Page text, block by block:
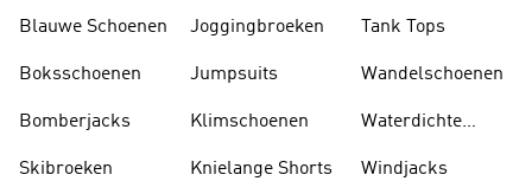
Blauwe Schoenen
Boksschoenen
Bomberjacks
Skibroeken
Joggingbroeken
Jumpsuits
Klimschoenen
Knielange Shorts
Tank Tops
Wandelschoenen
Waterdichte
Windjacks